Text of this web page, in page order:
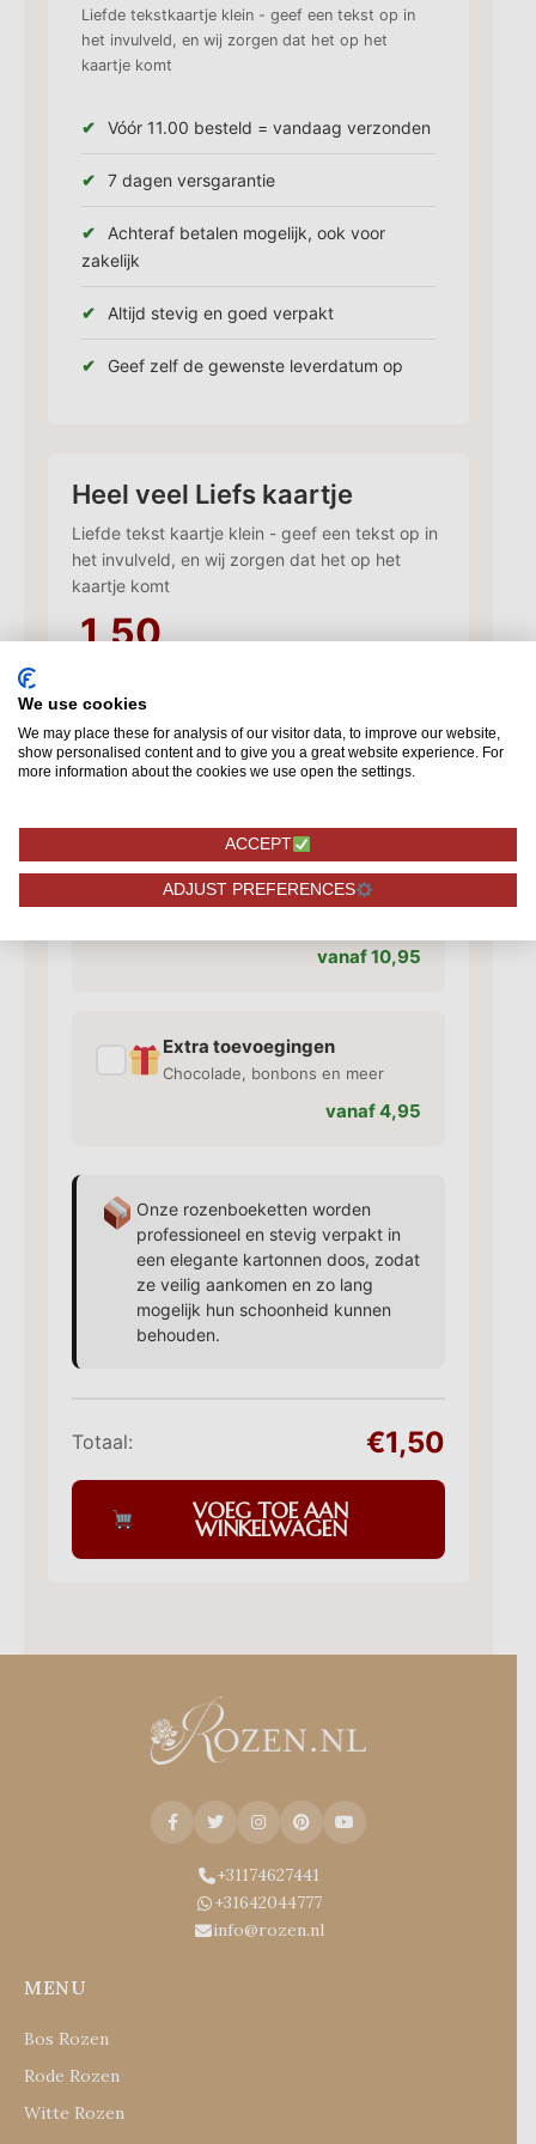
Liefde tekstkaartje klein - geef een tekst op in
het invulveld, en wij zorgen dat het op het
kaartje komt
Vóór 11.00 besteld = vandaag verzonden
7 dagen versgarantie
Achteraf betalen mogelijk, ook voor
zakelijk
Altijd stevig en goed verpakt
Geef zelf de gewenste leverdatum op
Heel veel Liefs kaartje
Liefde tekst kaartje klein - geef een tekst op in
het invulveld, en wij zorgen dat het op het
kaartje komt
1,50
✓
Voeg een kaart toe met jouw
persoonlijke tekst
✓
Vaas toevoegen
vanaf 10,95
Extra toevoegingen
Chocolade, bonbons en meer
vanaf 4,95
Onze rozenboeketten worden
professioneel en stevig verpakt in
een elegante kartonnen doos, zodat
ze veilig aankomen en zo lang
mogelijk hun schoonheid kunnen
behouden.
Totaal: €1,50
VOEG TOE AAN
WINKELWAGEN
+31174627441
+31642044777
info@rozen.nl
MENU
Bos Rozen
Rode Rozen
Witte Rozen
We use cookies
We may place these for analysis of our visitor data, to improve our website,
show personalised content and to give you a great website experience. For
more information about the cookies we use open the settings.
ACCEPT
ADJUST PREFERENCES